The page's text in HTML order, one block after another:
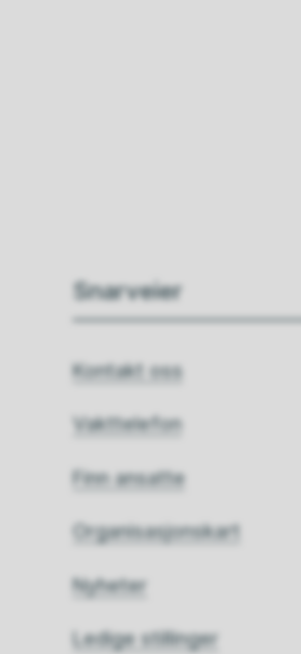
Snarveier
Kontakt oss
Vakttelefon
Finn ansatte
Organisasjonskart
Nyheter
Ledige stillinger